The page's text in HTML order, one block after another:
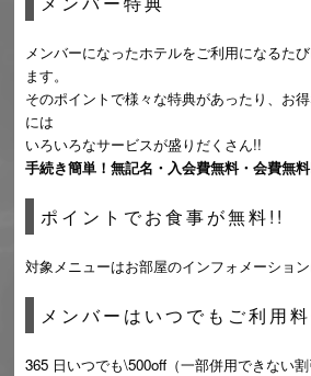
メンバーになったホテルをご利用になるた
ます。
そのポイントで様々な特典があったり、お
には
いろいろなサービスが盛りだくさん!!
手続き簡単！無記名・入会費無料・会費無料
ポイントでお食事が無料!!
対象メニューはお部屋のインフォメーション
メンバーはいつでもご利用
365 日いつでも\500off（一部併用できない割